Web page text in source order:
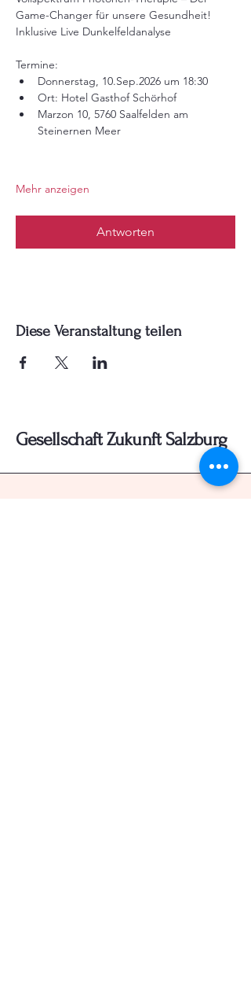
Game-Changer für unsere Gesundheit!
Inklusive Live Dunkelfeldanalyse
Termine:
Donnerstag, 10.Sep.2026 um 18:30
Ort: Hotel Gasthof Schörhof
Marzon 10, 5760 Saalfelden am
Steinernen Meer
Mehr anzeigen
Antworten
Diese Veranstaltung teilen
Gesellschaft Zukunft Salzburg